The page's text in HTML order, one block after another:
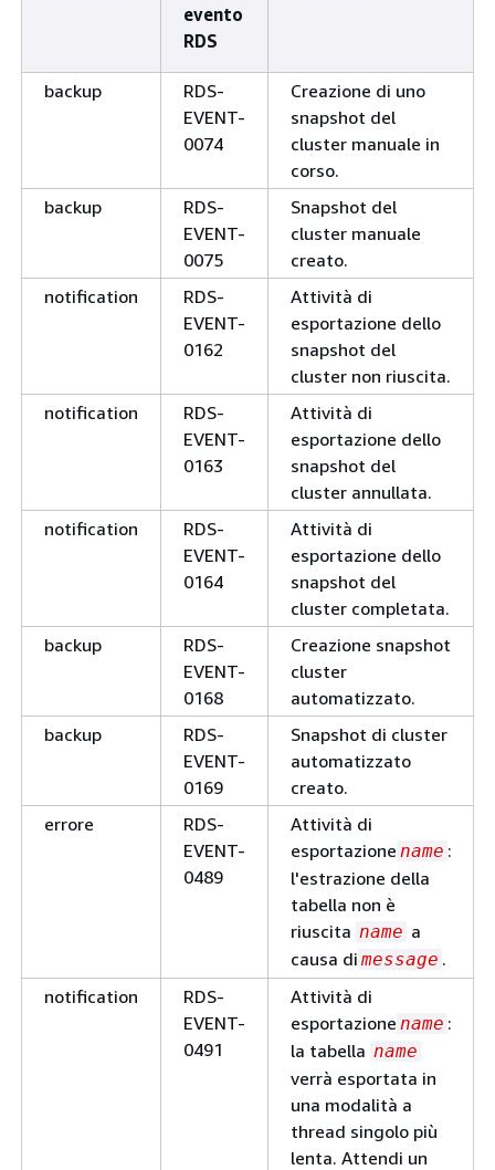
RDS-
EVENT-
0156
aggiornamento della
versione secondaria
motore del database
cluster di database.
manutenzione
RDS-
EVENT-
0173
La versione del
cluster database è
aggiornata.
manutenzione
RDS-
EVENT-
0174
Il cluster di database
trova in uno stato
consente
manutenzione
RDS-
EVENT-
0176
La versione
motore del cluster
database è stata
aggiornata.
manutenzione
RDS-
EVENT-
0177
L’aggiornamento del
cluster di database è
corso.
EVENT-
0286
È iniziato
della
versione del motore
cluster di database. Il
cluster rimane online.
manutenzione
RDS-
EVENT-
0287
Requisito di
aggiornamento del
sistema operativo
manutenzione
RDS-
EVENT-
0288
Avvio
del sistema
cluster in corso.
0289
Aggiornamento del
sistema operativo del
cluster completato.
RDS-
EVENT-
Il cluster di database
stato patchato:
sorgente
version_number
=>.
evento
RDS
backup
RDS-
EVENT-
0074
Creazione di uno
snapshot del
cluster manuale in
corso.
backup
RDS-
EVENT-
0075
Snapshot del
cluster manuale
creato.
notification
RDS-
EVENT-
0162
Attività di
esportazione dello
snapshot del
cluster non riuscita.
notification
RDS-
EVENT-
0163
Attività di
esportazione dello
snapshot del
cluster annullata.
notification
RDS-
EVENT-
0164
Attività di
esportazione dello
snapshot del
cluster completata.
backup
RDS-
EVENT-
0168
Creazione snapshot
cluster
automatizzato.
backup
RDS-
EVENT-
0169
Snapshot di cluster
automatizzato
creato.
errore
RDS-
EVENT-
0489
Attività di
esportazione name :
l'estrazione della
tabella non è
riuscita name a
causa di message .
notification
RDS-
EVENT-
0491
Attività di
esportazione name :
la tabella name
verrà esportata in
una modalità a
thread singolo più
lenta. Attendi un